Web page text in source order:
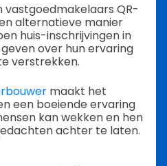
vastgoedmakelaars QR-
alternatieve manier
huis-inschrijvingen in
over hun ervaring
verstrekken.
maakt het
een boeiende ervaring
kan wekken en hen
achter te laten.